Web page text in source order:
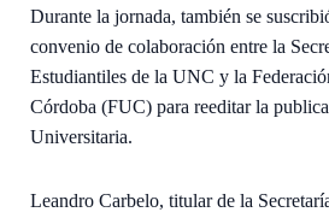
Durante la jornada, también se
convenio de colaboración entre la
Estudiantiles de la UNC y la
Córdoba (FUC) para reeditar la
Universitaria.
Leandro Carbelo, titular de la